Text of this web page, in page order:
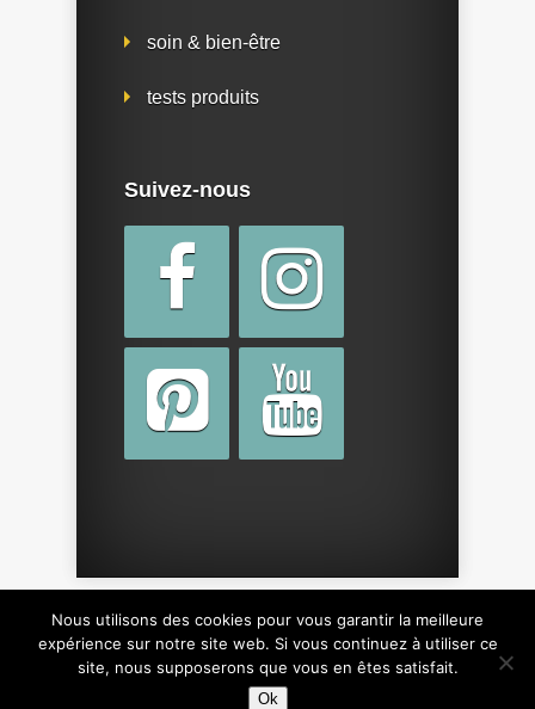
soin & bien-être
tests produits
Suivez-nous
Copyright © 2015 parcotebebe.fr. Tous droits
réservés, y compris sur le design du site.
Nous utilisons des cookies pour vous garantir la meilleure
expérience sur notre site web. Si vous continuez à utiliser ce
site, nous supposerons que vous en êtes satisfait.
Ok